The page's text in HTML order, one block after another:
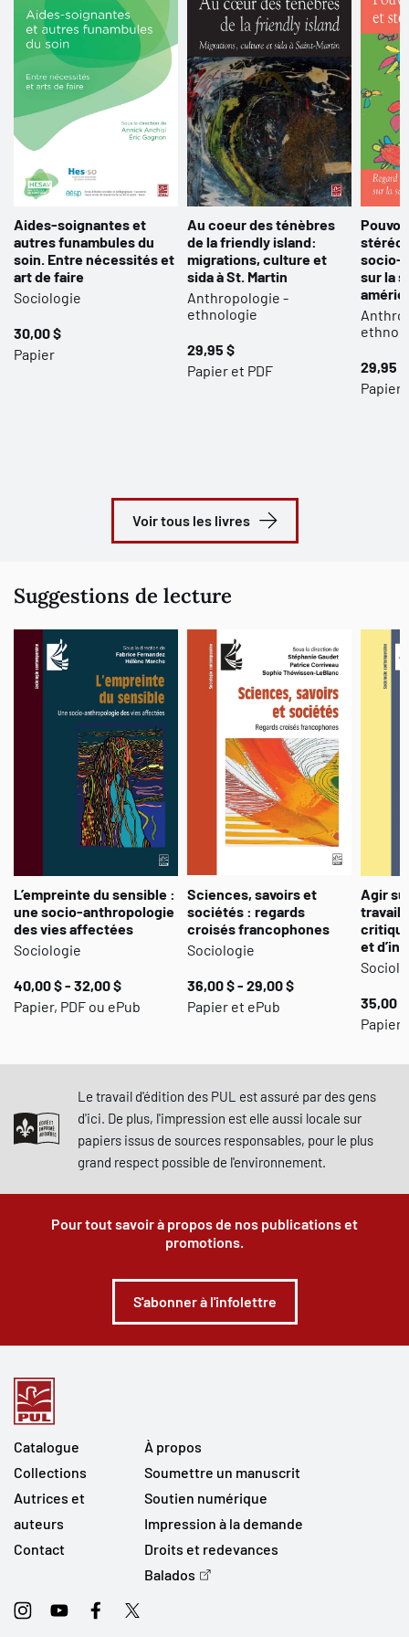
Aides-soignantes et
autres funambules du
soin. Entre nécessités et
art de faire
Sociologie
30,00 $
Papier
Au coeur des ténèbres
de la friendly island:
migrations, culture et
sida à St. Martin
Anthropologie -
ethnologie
29,95 $
Papier et PDF
socio-
sur la
29,95 $
Papier
Voir tous les livres
Suggestions de lecture
L’empreinte du sensible :
une socio-anthropologie
des vies affectées
Sociologie
40,00 $ - 32,00 $
Papier, PDF ou ePub
Sciences, savoirs et
sociétés : regards
croisés francophones
Sociologie
36,00 $ - 29,00 $
Papier et ePub
Agir
travail
et
35,00
Papier,
Le travail d'édition des PUL est assuré par des gens
d'ici. De plus, l'impression est elle aussi locale sur
papiers issus de sources responsables, pour le plus
grand respect possible de l'environnement.
Pour tout savoir à propos de nos publications et
promotions.
S'abonner à l'infolettre
Catalogue
Collections
Autrices et
auteurs
Contact
À propos
Soumettre un manuscrit
Soutien numérique
Impression à la demande
Droits et redevances
Balados
InstagramYoutubeFacebookTwitter